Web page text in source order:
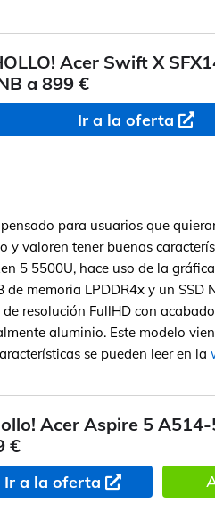
Acer Swift X
a 899 €
Ir a la oferta
para usuarios que
y valoren tener buenas
5 5500U, hace uso de la
memoria LPDDR4x y un SSD
resolución FullHD con
aluminio. Este modelo
se pueden leer en la
Acer Aspire 5
€
Ir a la oferta